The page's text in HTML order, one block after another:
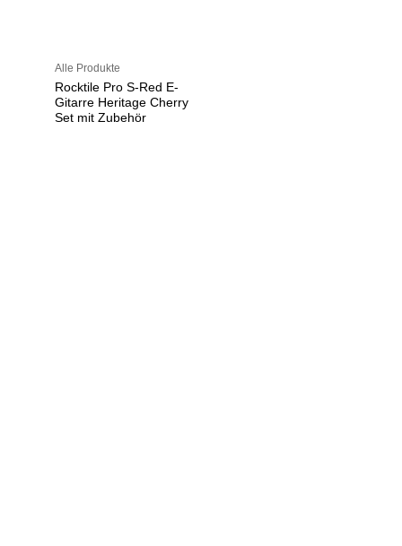
Alle Produkte
Rocktile Pro S-Red E-
Gitarre Heritage Cherry
Set mit Zubehör